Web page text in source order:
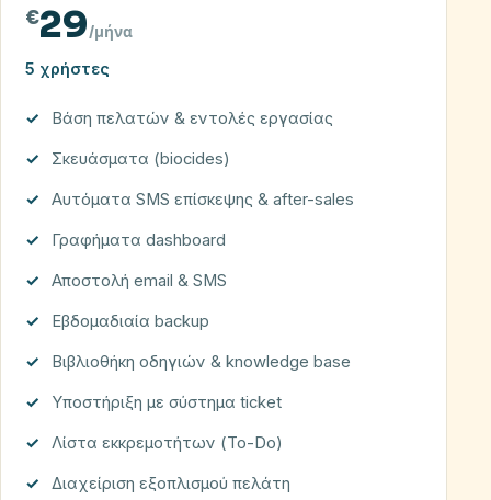
€29/μήνα
5 χρήστες
Βάση πελατών & εντολές εργασίας
Σκευάσματα (biocides)
Αυτόματα SMS επίσκεψης & after-sales
Γραφήματα dashboard
Αποστολή email & SMS
Εβδομαδιαία backup
Βιβλιοθήκη οδηγιών & knowledge base
Υποστήριξη με σύστημα ticket
Λίστα εκκρεμοτήτων (To-Do)
Διαχείριση εξοπλισμού πελάτη